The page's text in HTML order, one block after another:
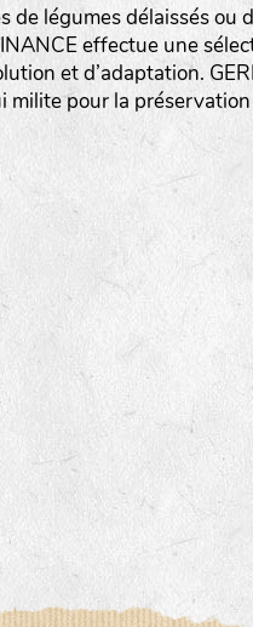
animée par Anne
THEORIQUE autour du
pour profiter des
: cuisine, vannerie,
de légumes délaissés
effectue une
et d’adaptation.
milite pour la